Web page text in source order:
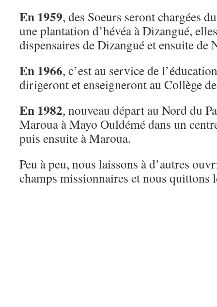
En 1959, des Soeurs seront chargées
une plantation d’hévéa à Dizangué,
dispensaires de Dizangué et ensuite de
En 1966, c’est au service de
dirigeront et enseigneront au Collège
En 1982, nouveau départ au Nord du
Maroua à Mayo Ouldémé dans un
puis ensuite à Maroua.
Peu à peu, nous laissons à d’autres
champs missionnaires et nous quittons